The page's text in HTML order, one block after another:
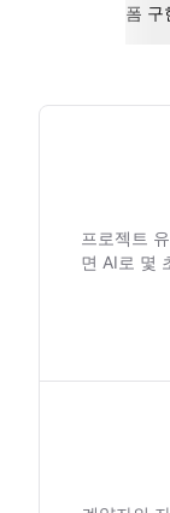
폼 구
프로젝트
면 AI로 몇